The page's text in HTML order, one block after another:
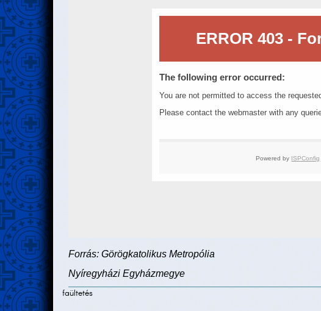
Forrás: Görögkatolikus Metropólia
Nyíregyházi Egyházmegye
faültetés